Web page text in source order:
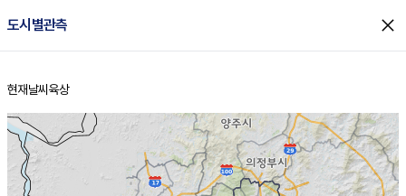
도시별관측 close
홈
현재날씨 육상